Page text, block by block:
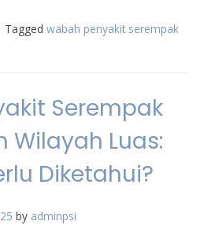
Tagged wabah penyakit serempak
Serempak
Wilayah Luas:
Diketahui?
by adminpsi